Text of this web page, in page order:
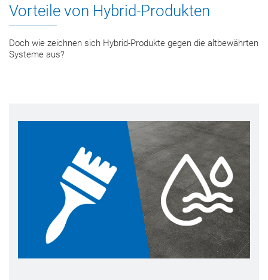
Vorteile von Hybrid-Produkten
Doch wie zeichnen sich Hybrid-Produkte gegen die altbewährten
Systeme aus?